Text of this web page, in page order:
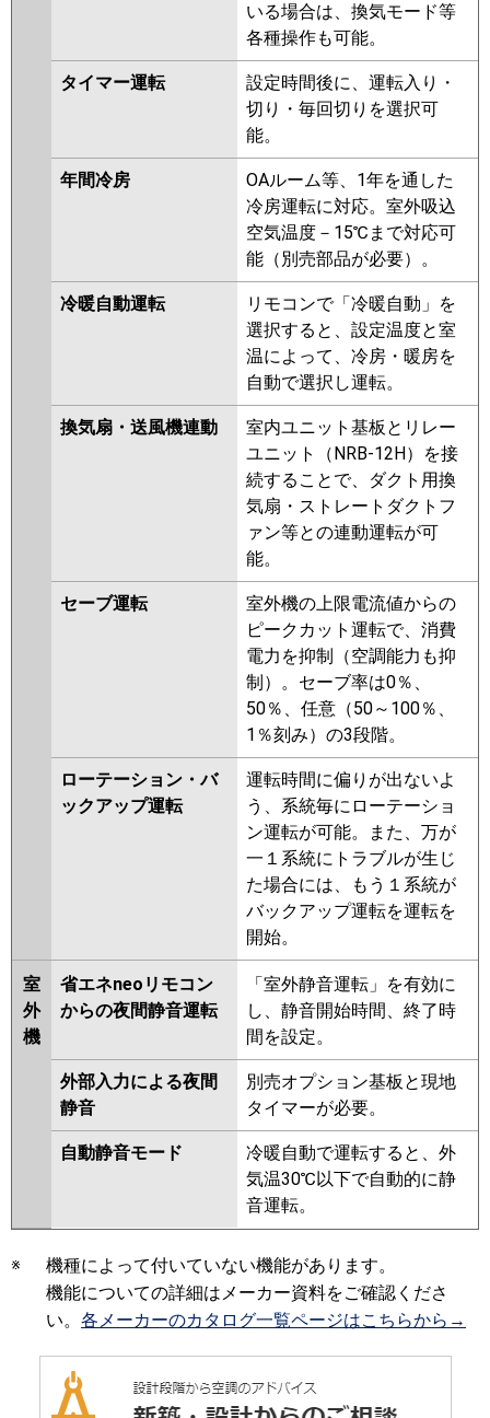
いる場合は、換気モード等
各種操作も可能。
タイマー運転
設定時間後に、運転入り・
切り・毎回切りを選択可
能。
年間冷房
OAルーム等、1年を通した
冷房運転に対応。室外吸込
空気温度－15℃まで対応可
能（別売部品が必要）。
冷暖自動運転
リモコンで「冷暖自動」を
選択すると、設定温度と室
温によって、冷房・暖房を
自動で選択し運転。
換気扇・送風機連動
室内ユニット基板とリレー
ユニット（NRB-12H）を接
続することで、ダクト用換
気扇・ストレートダクトフ
ァン等との連動運転が可
能。
セーブ運転
室外機の上限電流値からの
ピークカット運転で、消費
電力を抑制（空調能力も抑
制）。セーブ率は0％、
50％、任意（50～100％、
1％刻み）の3段階。
ローテーション・バ
ックアップ運転
運転時間に偏りが出ないよ
う、系統毎にローテーショ
ン運転が可能。また、万が
一１系統にトラブルが生じ
た場合には、もう１系統が
バックアップ運転を運転を
開始。
室
外
機
省エネneoリモコン
からの夜間静音運転
「室外静音運転」を有効に
し、静音開始時間、終了時
間を設定。
外部入力による夜間
静音
別売オプション基板と現地
タイマーが必要。
自動静音モード
冷暖自動で運転すると、外
気温30℃以下で自動的に静
音運転。
※
機種によって付いていない機能があります。
機能についての詳細はメーカー資料をご確認くださ
い。 各メーカーのカタログ一覧ページはこちらから→